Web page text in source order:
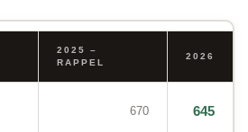
2025 –
RAPPEL
2026
670 645